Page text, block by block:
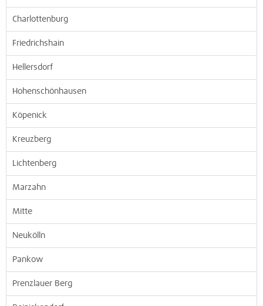
Charlottenburg
Friedrichshain
Hellersdorf
Hohenschönhausen
Köpenick
Kreuzberg
Lichtenberg
Marzahn
Mitte
Neukölln
Pankow
Prenzlauer Berg